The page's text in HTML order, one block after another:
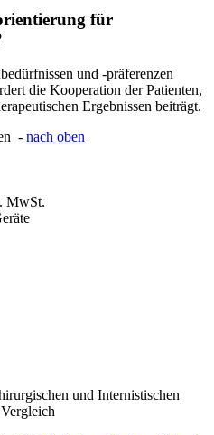
für
und -präferenzen
die Kooperation der Patienten,
Ergebnissen beiträgt.
- nach oben
MwSt.
und Internistischen